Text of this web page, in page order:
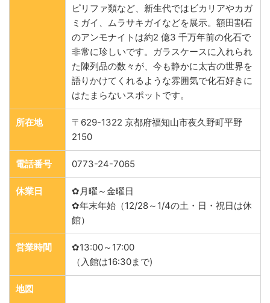
ピリファ類など、新生代ではビカリアやカガ
ミガイ、ムラサキガイなどを展示。額田割石
のアンモナイトは約2 億3 千万年前の化石で
非常に珍しいです。ガラスケースに入れられ
た陳列品の数々が、今も静かに太古の世界を
語りかけてくれるような雰囲気で化石好きに
はたまらないスポットです。
所在地
〒629-1322 京都府福知山市夜久野町平野
2150
電話番号 0773-24-7065
休業日
✿月曜～金曜日
✿年末年始（12/28～1/4の土・日・祝日は休
館）
営業時間
✿13:00～17:00
（入館は16:30まで)
地図